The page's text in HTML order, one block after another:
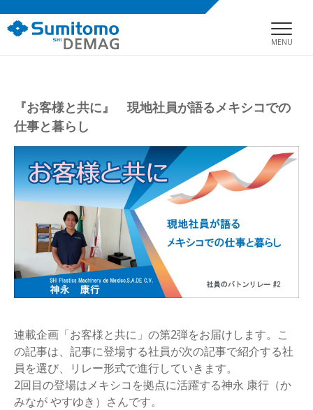
MENU
『お客様と共に』 現地社員が語るメキシコでの
仕事と暮らし
連載企画「お客様と共に」の第2弾をお届けします。こ
の記事は、記事に登場する社員が次の記事で紹介する社
員を選び、リレー形式で進行していきます。
2回目の登場はメキシコを拠点に活躍する神永 康行（か
みなが やすゆき）さんです。